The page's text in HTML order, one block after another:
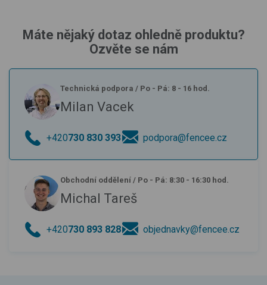
Máte nějaký dotaz ohledně produktu?
Ozvěte se nám
Technická podpora / Po - Pá: 8 - 16 hod.
Milan Vacek
+420730 830 393 podpora@fencee.cz
Obchodní oddělení / Po - Pá: 8:30 - 16:30 hod.
Michal Tareš
+420730 893 828 objednavky@fencee.cz